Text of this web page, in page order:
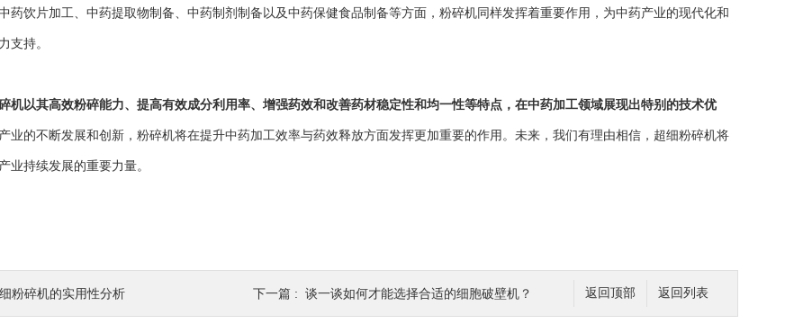
药饮片加工、中药提取物制备、中药制剂制备以及中药保健食品制备等方面，粉碎机同样发挥着重要作用，为中药产业的现代化和
支持。
机以其高效粉碎能力、提高有效成分利用率、增强药效和改善药材稳定性和均一性等特点，在中药加工领域展现出特别的技术优
业的不断发展和创新，粉碎机将在提升中药加工效率与药效释放方面发挥更加重要的作用。未来，我们有理由相信，超细粉碎机将
业持续发展的重要力量。
返回列表
返回顶部
粉碎机的实用性分析 下一篇 : 谈一谈如何才能选择合适的细胞破壁机？